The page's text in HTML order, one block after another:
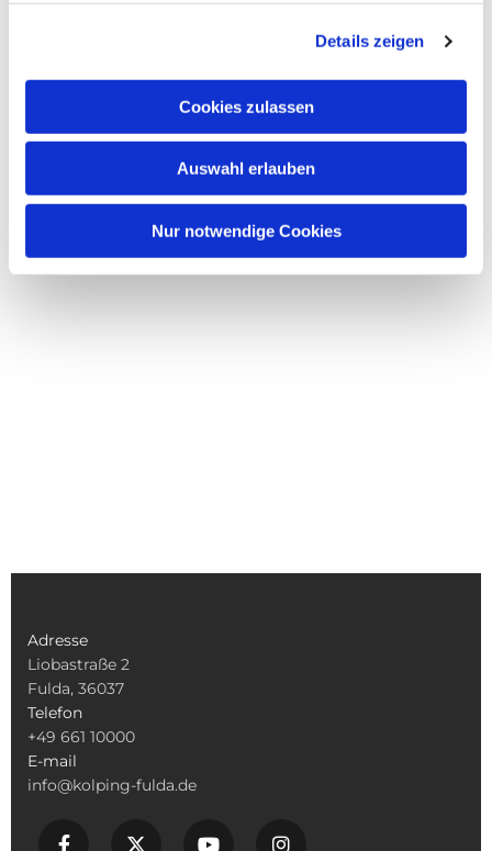
Details zeigen
Cookies zulassen
Auswahl erlauben
Nur notwendige Cookies
Adresse
Liobastraße 2
Fulda, 36037
Telefon
+49 661 10000
E-mail
info@kolping-fulda.de